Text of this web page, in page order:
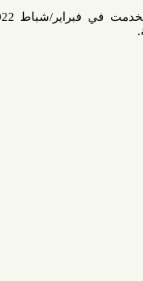
وأشارت إلى أنَّ